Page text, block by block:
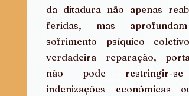
da ditadura não apenas
feridas, mas
sofrimento psíquico
verdadeira reparação,
não pode restringir-
indenizações econômicas